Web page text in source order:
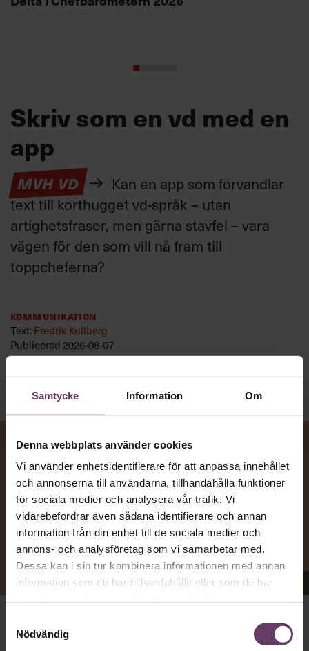
Samtycke Information Om
Denna webbplats använder cookies
Vi använder enhetsidentifierare för att anpassa innehållet
och annonserna till användarna, tillhandahålla funktioner
för sociala medier och analysera vår trafik. Vi
vidarebefordrar även sådana identifierare och annan
information från din enhet till de sociala medier och
annons- och analysföretag som vi samarbetar med.
Dessa kan i sin tur kombinera informationen med annan
information som du har tillhandahållit eller som de har
Nödvändig
Skriv som en vd med en
app
MVH VD
Kan en app som förvandlar
text till korthugget vd-språk – utan
artighetsfraser, men gärna stavfel – vara
vägen för den som vill nå fram till
toppcheferna?
Kommunikation
Text:Fredrik Kullberg
Publicerad 2026-08-07
Appen Sinceerly imiterar vd:ars kortfattade språk.
VD:AR KAN VARA SVÅRA
att nå och besvarar inte alltid